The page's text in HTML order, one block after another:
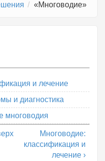
«Многоводие»
и лечение
и диагностика
многоводия
Многоводие:
классификация и
лечение ›